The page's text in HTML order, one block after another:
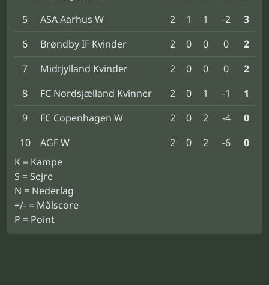
5
ASA Aarhus W 2 1 1 -2
3
6
Brøndby IF Kvinder 2 0 0 0
2
7
Midtjylland Kvinder 2 0 0 0
2
8
FC Nordsjælland Kvinner 2 0 1 -1
1
9
FC Copenhagen W 2 0 2 -4
0
10
AGF W 2 0 2 -6
0
K = Kampe
S = Sejre
N = Nederlag
+/- = Målscore
P = Point